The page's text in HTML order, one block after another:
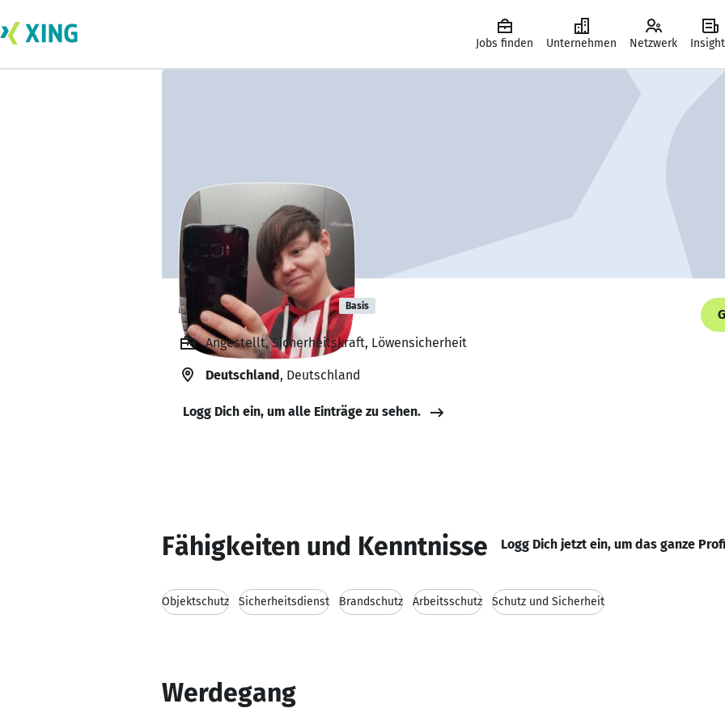
Jobs finden Unternehmen Netzwerk
Marina Pätzold Basis
Angestellt, Sicherheitskraft, Löwensicherheit
Deutschland, Deutschland
Logg Dich ein, um alle Einträge zu sehen.
Fähigkeiten und Kenntnisse Logg Dich jetzt ein, um das ganze
Objektschutz Sicherheitsdienst Brandschutz Arbeitsschutz Schutz und Sicherheit
Werdegang